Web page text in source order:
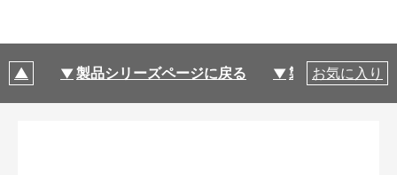
製品シリーズページに戻る 製品仕様
お気に入り